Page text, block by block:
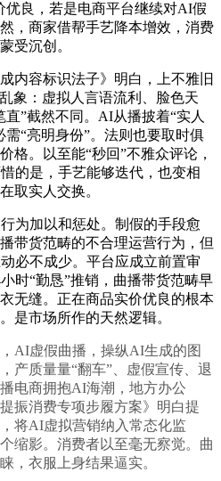
良，若是电商平台继续对AI假
，商家借帮手艺降本增效，消费
受沉创。
容标识法子》明白，上不雅旧
象：虚拟人言语流利、脸色天
”截然不同。AI从播披着“实人
“亮明身份”。法则也要取时俱
格。以至能“秒回”不雅众评论，
的是，手艺能够迭代，也变相
取实人交换。
加以和惩处。制假的手段愈
带货范畴的不合理运营行为，但
必不成少。平台应成立前置审
时“勤恳”推销，曲播带货范畴早
无缝。正在商品实价优良的根本
是市场所作的天然逻辑。
虚假曲播，操纵AI生成的图
产质量量“翻车”、虚假宣传、退
电商拥抱AI海潮，地方办公
振消费专项步履方案》明白提
将AI虚拟营销纳入常态化监
缩影。消费者以至毫无察觉。曲
，衣服上身结果逼实。